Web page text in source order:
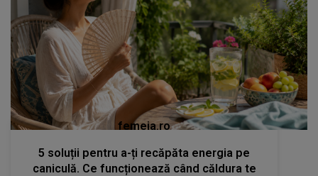
femeia.ro
5 soluții pentru a-ți recăpăta energia pe
caniculă. Ce funcționează când căldura te